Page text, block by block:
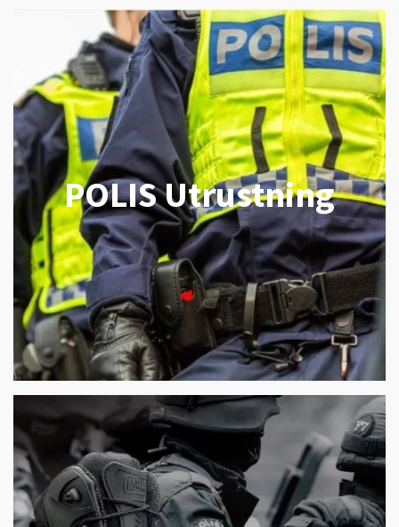
POLIS Utrustning